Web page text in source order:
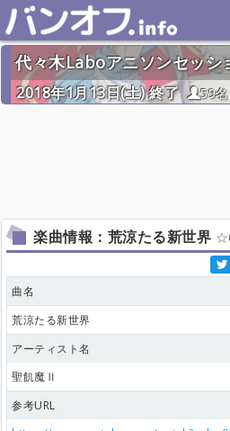
代々木Laboアニソンセッシ
2018年1月13日(土) 終了
59名
楽曲情報：荒涼たる新世界
曲名
荒涼たる新世界
アーティスト名
聖飢魔Ⅱ
参考URL